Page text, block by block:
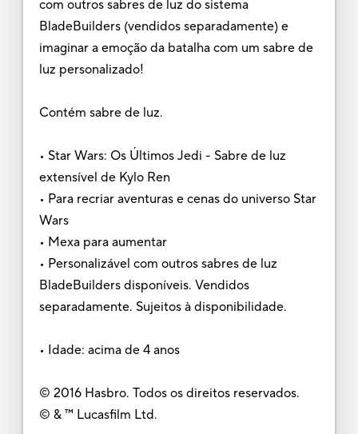
com outros sabres de luz do sistema
BladeBuilders (vendidos separadamente) e
imaginar a emoção da batalha com um sabre de
luz personalizado!
Contém sabre de luz.
• Star Wars: Os Últimos Jedi - Sabre de luz
extensível de Kylo Ren
• Para recriar aventuras e cenas do universo Star
Wars
• Mexa para aumentar
• Personalizável com outros sabres de luz
BladeBuilders disponíveis. Vendidos
separadamente. Sujeitos à disponibilidade.
• Idade: acima de 4 anos
© 2016 Hasbro. Todos os direitos reservados.
© & ™ Lucasfilm Ltd.